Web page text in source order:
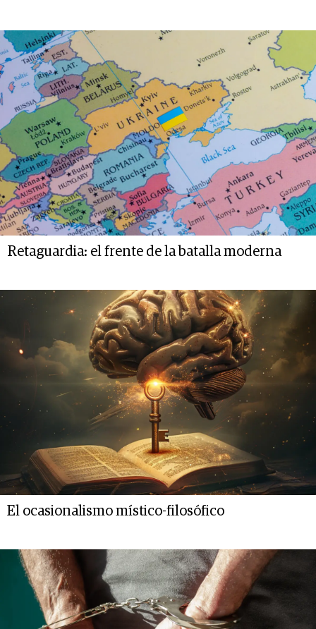
Retaguardia: el frente de la batalla moderna
El ocasionalismo místico-filosófico